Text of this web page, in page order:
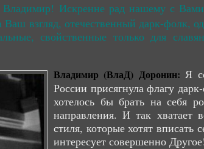
Искренне рад нашему с
взгляд, отечественный дарк-фолк,
свойственные только для
Владимир (ВлаД) Доронин:Я
России присягнула флагу
хотелось бы брать на себя
направления. И так хватает
стиля, которые хотят
интересует совершенно